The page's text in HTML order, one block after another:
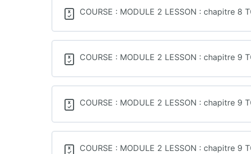
COURSE : MODULE 2 LESSON : chapitre
COURSE : MODULE 2 LESSON : chapitre
COURSE : MODULE 2 LESSON : chapitre
COURSE : MODULE 2 LESSON : chapitre